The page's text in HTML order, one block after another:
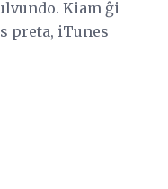
Kiam ĝi
preta, iTunes